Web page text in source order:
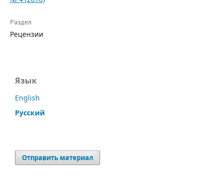
Раздел
Рецензии
Язык
English
Русский
Отправить материал